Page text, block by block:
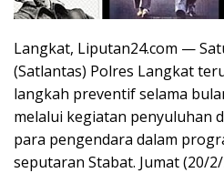
Langkat, Liputan24.com —
(Satlantas) Polres Langkat
langkah preventif selama
melalui kegiatan penyuluhan
para pengendara dalam
seputaran Stabat. Jumat (20/